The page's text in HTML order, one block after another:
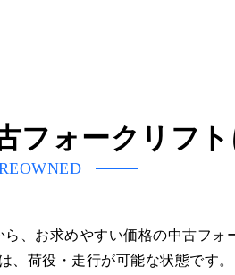
フォークリフ
、お求めやすい価格の中古フォ
、荷役・走行が可能な状態です。